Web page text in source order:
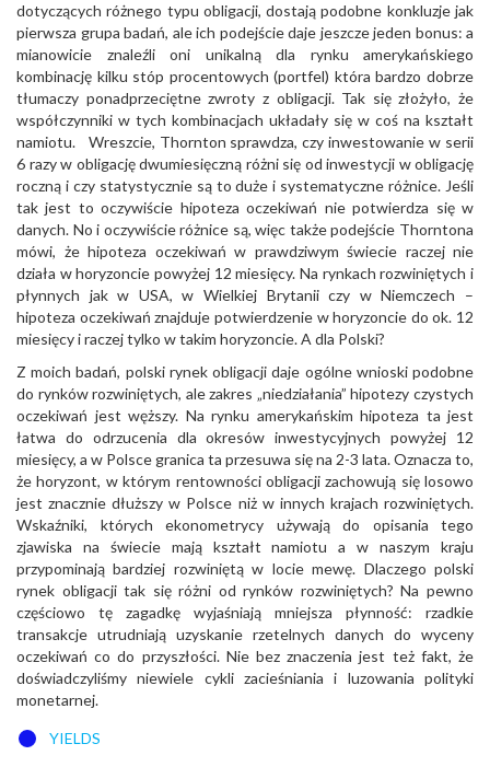
dotyczących różnego typu obligacji, dostają podobne konkluzje jak
pierwsza grupa badań, ale ich podejście daje jeszcze jeden bonus: a
mianowicie znaleźli oni unikalną dla rynku amerykańskiego
kombinację kilku stóp procentowych (portfel) która bardzo dobrze
tłumaczy ponadprzeciętne zwroty z obligacji. Tak się złożyło, że
współczynniki w tych kombinacjach układały się w coś na kształt
namiotu. Wreszcie, Thornton sprawdza, czy inwestowanie w serii
6 razy w obligację dwumiesięczną różni się od inwestycji w obligację
roczną i czy statystycznie są to duże i systematyczne różnice. Jeśli
tak jest to oczywiście hipoteza oczekiwań nie potwierdza się w
danych. No i oczywiście różnice są, więc także podejście Thorntona
mówi, że hipoteza oczekiwań w prawdziwym świecie raczej nie
działa w horyzoncie powyżej 12 miesięcy. Na rynkach rozwiniętych i
płynnych jak w USA, w Wielkiej Brytanii czy w Niemczech –
hipoteza oczekiwań znajduje potwierdzenie w horyzoncie do ok. 12
miesięcy i raczej tylko w takim horyzoncie. A dla Polski?
Z moich badań, polski rynek obligacji daje ogólne wnioski podobne
do rynków rozwiniętych, ale zakres „niedziałania” hipotezy czystych
oczekiwań jest węższy. Na rynku amerykańskim hipoteza ta jest
łatwa do odrzucenia dla okresów inwestycyjnych powyżej 12
miesięcy, a w Polsce granica ta przesuwa się na 2-3 lata. Oznacza to,
że horyzont, w którym rentowności obligacji zachowują się losowo
jest znacznie dłuższy w Polsce niż w innych krajach rozwiniętych.
Wskaźniki, których ekonometrycy używają do opisania tego
zjawiska na świecie mają kształt namiotu a w naszym kraju
przypominają bardziej rozwiniętą w locie mewę. Dlaczego polski
rynek obligacji tak się różni od rynków rozwiniętych? Na pewno
częściowo tę zagadkę wyjaśniają mniejsza płynność: rzadkie
transakcje utrudniają uzyskanie rzetelnych danych do wyceny
oczekiwań co do przyszłości. Nie bez znaczenia jest też fakt, że
doświadczyliśmy niewiele cykli zacieśniania i luzowania polityki
monetarnej.
YIELDS